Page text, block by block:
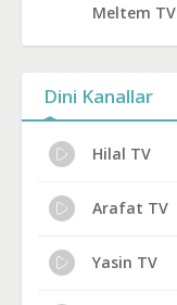
Meltem TV
Dini Kanallar
Hilal TV
Arafat TV
Yasin TV